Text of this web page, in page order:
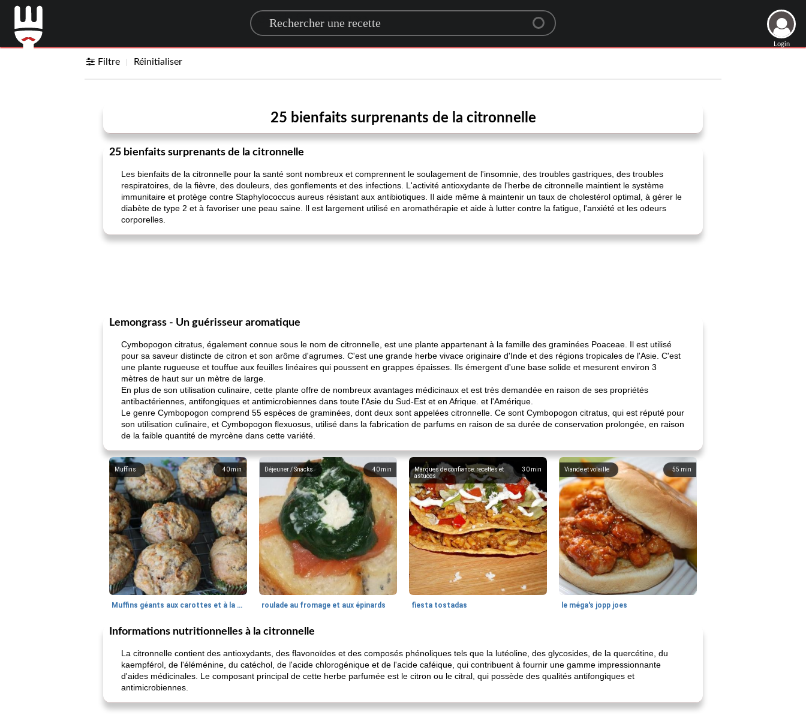
Search for a recipe
Login
Filtre Réinitialiser
25 bienfaits surprenants de la citronnelle
25 bienfaits surprenants de la citronnelle
Les bienfaits de la citronnelle pour la santé sont nombreux et comprennent le soulagement de l'insomnie, des troubles gastriques, des troubles
respiratoires, de la fièvre, des douleurs, des gonflements et des infections. L'activité antioxydante de l'herbe de citronnelle maintient le système
immunitaire et protège contre Staphylococcus aureus résistant aux antibiotiques. Il aide même à maintenir un taux de cholestérol optimal, à gérer le
diabète de type 2 et à favoriser une peau saine. Il est largement utilisé en aromathérapie et aide à lutter contre la fatigue, l'anxiété et les odeurs
corporelles.
Lemongrass - Un guérisseur aromatique
Cymbopogon citratus, également connue sous le nom de citronnelle, est une plante appartenant à la famille des graminées Poaceae. Il est utilisé
pour sa saveur distincte de citron et son arôme d'agrumes. C'est une grande herbe vivace originaire d'Inde et des régions tropicales de l'Asie. C'est
une plante rugueuse et touffue aux feuilles linéaires qui poussent en grappes épaisses. Ils émergent d'une base solide et mesurent environ 3
mètres de haut sur un mètre de large.
En plus de son utilisation culinaire, cette plante offre de nombreux avantages médicinaux et est très demandée en raison de ses propriétés
antibactériennes, antifongiques et antimicrobiennes dans toute l'Asie du Sud-Est et en Afrique. et l'Amérique.
Le genre Cymbopogon comprend 55 espèces de graminées, dont deux sont appelées citronnelle. Ce sont Cymbopogon citratus, qui est réputé pour
son utilisation culinaire, et Cymbopogon flexuosus, utilisé dans la fabrication de parfums en raison de sa durée de conservation prolongée, en raison
de la faible quantité de myrcène dans cette variété.
40 min
Muffins
Muffins géants aux carottes et à la banane de Nif
40 min
Déjeuner / Snacks
roulade au fromage et aux épinards
30 min
Marques de confiance: recettes et
astuces
fiesta tostadas
55 min
Viande et volaille
le méga's jopp joes
Informations nutritionnelles à la citronnelle
La citronnelle contient des antioxydants, des flavonoïdes et des composés phénoliques tels que la lutéoline, des glycosides, de la quercétine, du
kaempférol, de l'éléménine, du catéchol, de l'acide chlorogénique et de l'acide caféique, qui contribuent à fournir une gamme impressionnante
d'aides médicinales. Le composant principal de cette herbe parfumée est le citron ou le citral, qui possède des qualités antifongiques et
antimicrobiennes.